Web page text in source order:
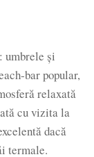
umbrele și
popular,
relaxată
cu vizita la
dacă
termale.